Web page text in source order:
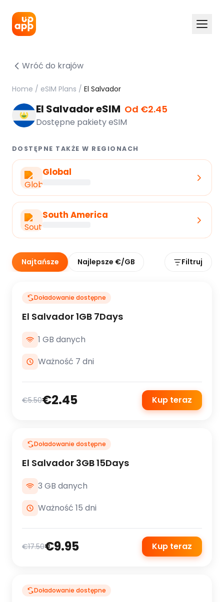
Wróć do krajów
Home / eSIM Plans / El Salvador
El Salvador eSIM Od €2.45
Dostępne pakiety eSIM
DOSTĘPNE TAKŻE W REGIONACH
Global
South America
Najtańsze Najlepsze €/GB Filtruj
Doładowanie dostępne
El Salvador 1GB 7Days
1 GB danych
Ważność 7 dni
€5.50€2.45 Kup teraz
Doładowanie dostępne
El Salvador 3GB 15Days
3 GB danych
Ważność 15 dni
€17.50€9.95 Kup teraz
Doładowanie dostępne